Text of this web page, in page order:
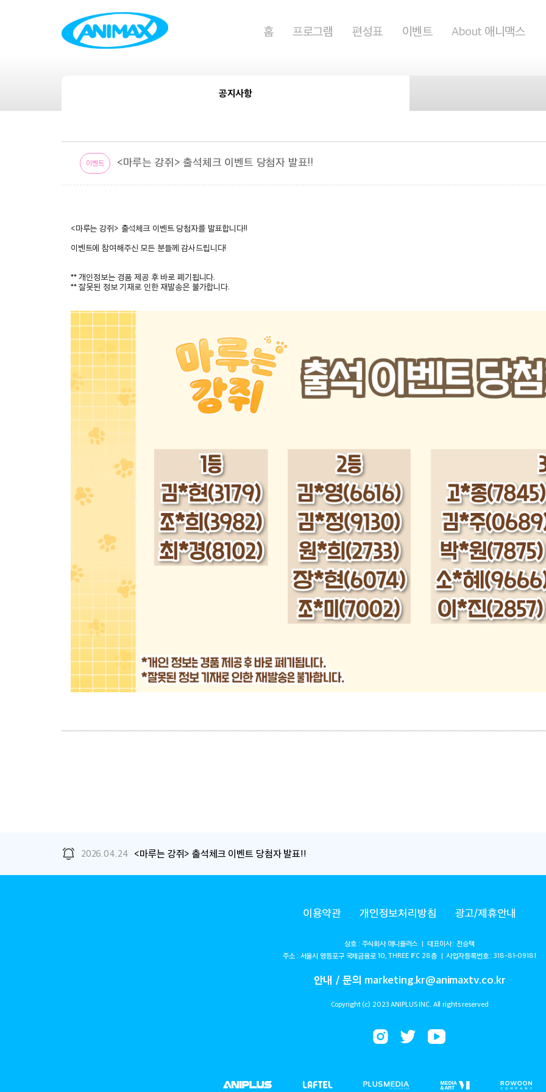
홈 프로그램 편성표 이벤트 About 애니맥스
공지사항
이벤트 <마루는 강쥐> 출석체크 이벤트 당첨자 발표!!
<마루는 강쥐> 출석체크 이벤트 당첨자를 발표합니다!!
이벤트에 참여해주신 모든 분들께 감사드립니다!
** 개인정보는 경품 제공 후 바로 폐기됩니다.
** 잘못된 정보 기재로 인한 재발송은 불가합니다.
2026.04.24 <마루는 강쥐> 출석체크 이벤트 당첨자 발표!!
이용약관 개인정보처리방침 광고/제휴안내
상호 : 주식회사 애니플러스 ㅣ 대표이사 : 전승택
주소 : 서울시 영등포구 국제금융로 10, THREE IFC 28층 ㅣ 사업자등록번호 : 318-81-09181
안내 / 문의 marketing.kr@animaxtv.co.kr
Copyright (c) 2023 ANIPLUS INC. All rights reserved